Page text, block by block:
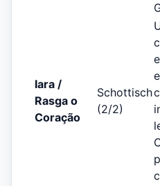
Iara /
Rasga o
Coração
Schottisch
(2/2)